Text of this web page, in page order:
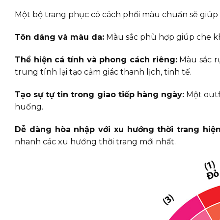
Một bộ trang phục có cách phối màu chuẩn sẽ giúp
Tôn dáng và màu da: Màu sắc phù hợp giúp che
Thể hiện cá tính và phong cách riêng:Màu sắc
trung tính lại tạo cảm giác thanh lịch, tinh tế.
Tạo sự tự tin trong giao tiếp hàng ngày:Một
huống.
Dễ dàng hòa nhập với xu hướng thời trang
nhanh các xu hướng thời trang mới nhất.